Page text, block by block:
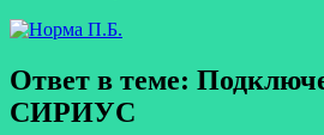
Ответ в теме:
СИРИУС